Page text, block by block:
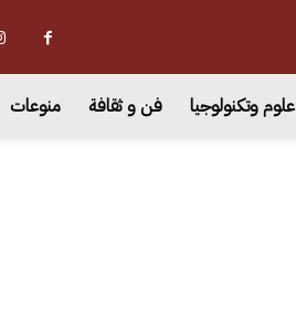
علوم وتكنولوجيا فن و ثقافة منوعات